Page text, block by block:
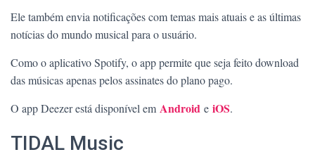
Ele também envia notificações com temas mais atuais e as últimas
notícias do mundo musical para o usuário.
Como o aplicativo Spotify, o app permite que seja feito download
das músicas apenas pelos assinates do plano pago.
O app Deezer está disponível em Android e iOS.
TIDAL Music